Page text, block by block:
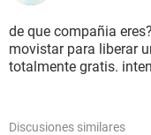
de que compañia
movistar para liberar
totalmente gratis.
Discusiones similares